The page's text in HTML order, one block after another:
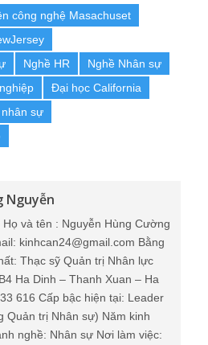
công nghệ Masachuset
Nghề HR
Nghề Nhân sự
Đại học California
sự
Nguyễn
Họ và tên : Nguyễn Hùng Cường
kinhcan24@gmail.com Bằng
Thạc sỹ Quản trị Nhân lực
Ha Dinh – Thanh Xuan – Ha
616 Cấp bậc hiện tại: Leader
Quản trị Nhân sự) Năm kinh
nghề: Nhân sự Nơi làm việc: